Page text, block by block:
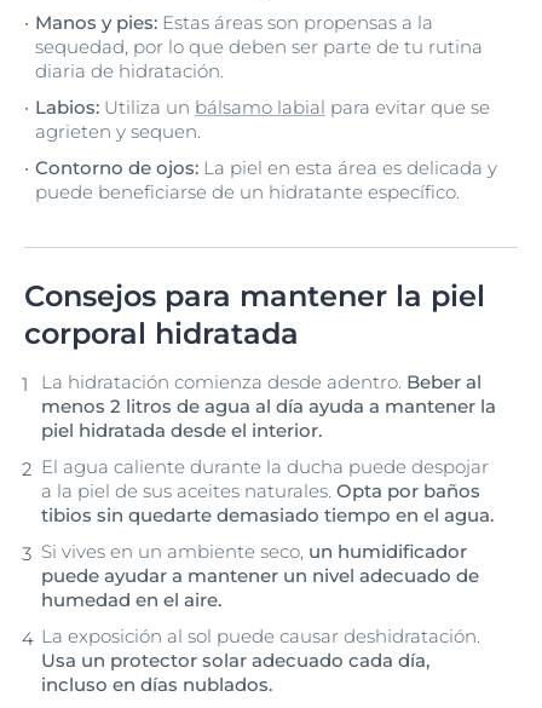
Manos y pies: Estas áreas son propensas a la
sequedad, por lo que deben ser parte de tu rutina
diaria de hidratación.
Labios: Utiliza un bálsamo labial para evitar que se
agrieten y sequen.
Contorno de ojos: La piel en esta área es delicada y
puede beneficiarse de un hidratante específico.
Consejos para mantener la piel
corporal hidratada
La hidratación comienza desde adentro. Beber al
menos 2 litros de agua al día ayuda a mantener la
piel hidratada desde el interior.
El agua caliente durante la ducha puede despojar
a la piel de sus aceites naturales. Opta por baños
tibios sin quedarte demasiado tiempo en el agua.
Si vives en un ambiente seco, un humidificador
puede ayudar a mantener un nivel adecuado de
humedad en el aire.
La exposición al sol puede causar deshidratación.
Usa un protector solar adecuado cada día,
incluso en días nublados.